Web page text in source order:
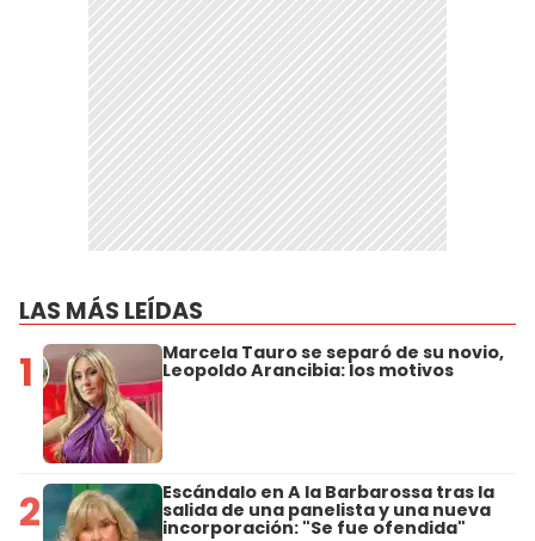
LAS MÁS LEÍDAS
1 Marcela Tauro se separó de su novio,
Leopoldo Arancibia: los motivos
2 Escándalo en A la Barbarossa tras la
salida de una panelista y una nueva
incorporación: "Se fue ofendida"